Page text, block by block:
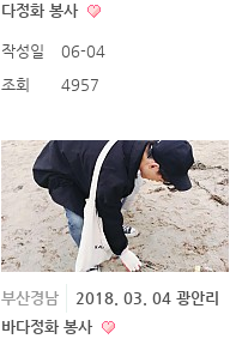
다정화 봉사
작성일
06-04
조회
4957
부산경남
2018. 03. 04 광안리
바다정화 봉사